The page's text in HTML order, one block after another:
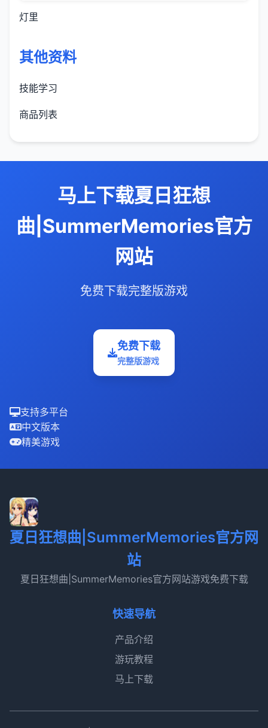
灯里
其他资料
技能学习
商品列表
马上下载夏日狂想
曲|SummerMemories官方
网站
免费下载完整版游戏
免费下载
完整版游戏
支持多平台
中文版本
精美游戏
夏日狂想曲|SummerMemories官方网
站
夏日狂想曲|SummerMemories官方网站游戏免费下载
快速导航
产品介绍
游玩教程
马上下载